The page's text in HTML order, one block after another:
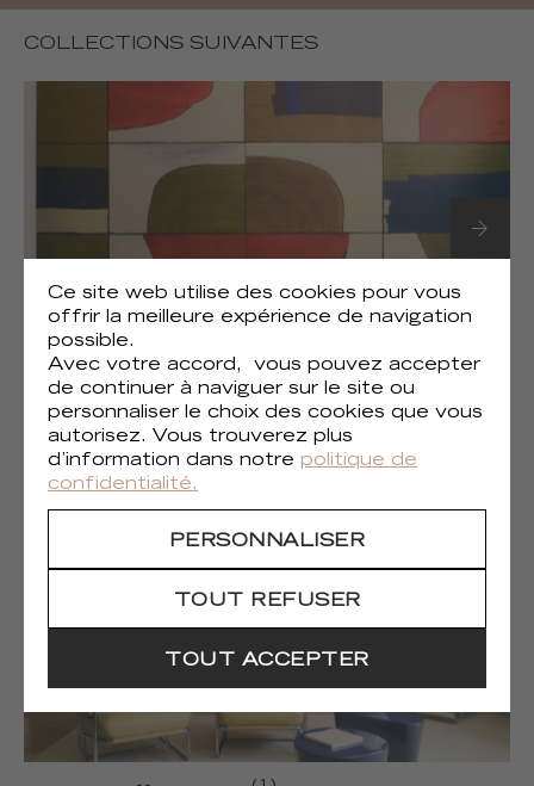
COLLECTIONS SUIVANTES
Liberté chromatique
Ce site web utilise des cookies pour vous
offrir la meilleure expérience de navigation
possible.
Avec votre accord, vous pouvez accepter
de continuer à naviguer sur le site ou
personnaliser le choix des cookies que vous
autorisez. Vous trouverez plus
d’information dans notre politique de
confidentialité.
PERSONNALISER
TOUT REFUSER
TOUT ACCEPTER